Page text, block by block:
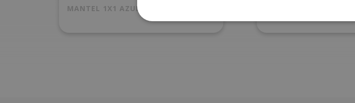
MANTEL 1X1 AZUL P.100 C/400